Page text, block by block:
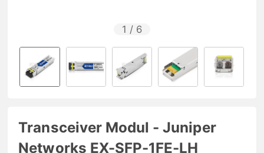
1 / 6
Transceiver Modul - Juniper
Networks EX-SFP-1FE-LH